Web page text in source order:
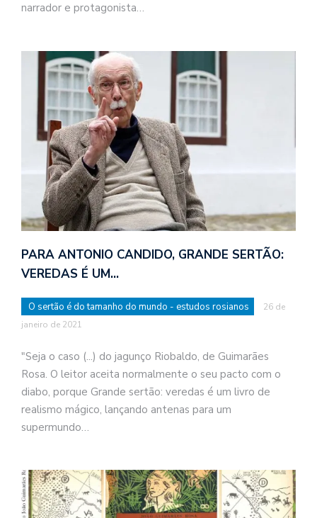
narrador e protagonista…
PARA ANTONIO CANDIDO, GRANDE SERTÃO:
VEREDAS É UM…
O sertão é do tamanho do mundo - estudos rosianos
26 de
janeiro de 2021
"Seja o caso (...) do jagunço Riobaldo, de Guimarães
Rosa. O leitor aceita normalmente o seu pacto com o
diabo, porque Grande sertão: veredas é um livro de
realismo mágico, lançando antenas para um
supermundo…